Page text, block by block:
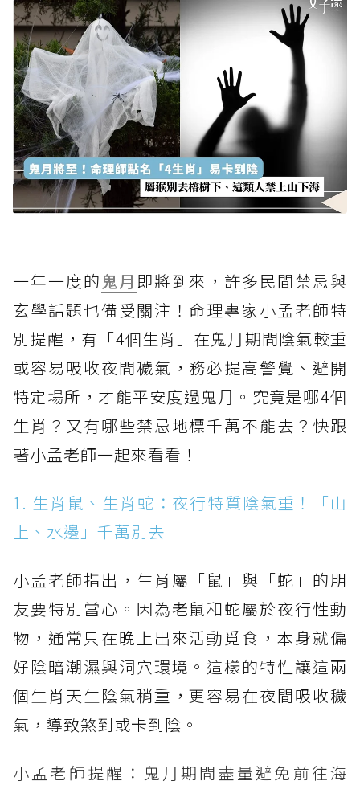
一年一度的 鬼月 即將到來，許多民間禁忌與
玄學話題也備受關注！命理專家小孟老師特
別提醒，有「4個生肖」在鬼月期間陰氣較重
或容易吸收夜間穢氣，務必提高警覺、避開
特定場所，才能平安度過鬼月。究竟是哪4個
生肖？又有哪些禁忌地標千萬不能去？快跟
著小孟老師一起來看看！
1. 生肖鼠、生肖蛇：夜行特質陰氣重！「山
上、水邊」千萬別去
小孟老師指出，生肖屬「鼠」與「蛇」的朋
友要特別當心。因為老鼠和蛇屬於夜行性動
物，通常只在晚上出來活動覓食，本身就偏
好陰暗潮濕與洞穴環境。這樣的特性讓這兩
個生肖天生陰氣稍重，更容易在夜間吸收穢
氣，導致煞到或卡到陰。
小孟老師提醒：鬼月期間盡量避免前往海